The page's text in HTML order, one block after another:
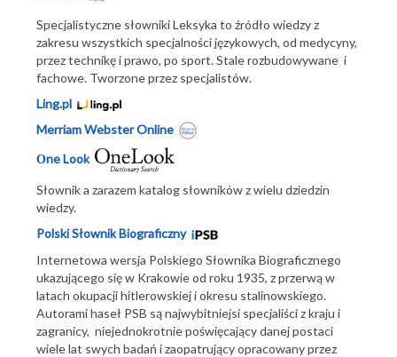
Specjalistyczne słowniki Leksyka to źródło wiedzy z
zakresu wszystkich specjalności językowych, od medycyny,
przez technikę i prawo, po sport. Stale rozbudowywane i
fachowe. Tworzone przez specjalistów.
Ling.pl
Merriam Webster Online
One Look
Słownik a zarazem katalog słowników z wielu dziedzin
wiedzy.
Polski Słownik Biograficzny
Internetowa wersja Polskiego Słownika Biograficznego
ukazującego się w Krakowie od roku 1935, z przerwą w
latach okupacji hitlerowskiej i okresu stalinowskiego.
Autorami haseł PSB są najwybitniejsi specjaliści z kraju i
zagranicy, niejednokrotnie poświęcający danej postaci
wiele lat swych badań i zaopatrujący opracowany przez